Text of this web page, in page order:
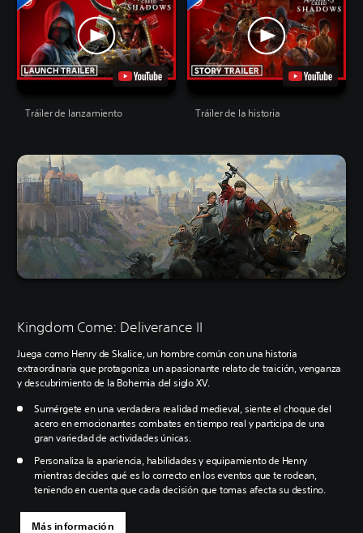
Tráiler de lanzamiento Tráiler de la historia
Kingdom Come: Deliverance II
Juega como Henry de Skalice, un hombre común con una historia
extraordinaria que protagoniza un apasionante relato de traición, venganza
y descubrimiento de la Bohemia del siglo XV.
Sumérgete en una verdadera realidad medieval, siente el choque del
acero en emocionantes combates en tiempo real y participa de una
gran variedad de actividades únicas.
Personaliza la apariencia, habilidades y equipamiento de Henry
mientras decides qué es lo correcto en los eventos que te rodean,
teniendo en cuenta que cada decisión que tomas afecta su destino.
Más información